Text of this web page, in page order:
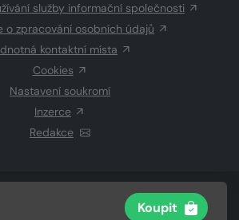
Koupit
služby informační společnosti
o zpracování osobních údajů
kontaktní místa
Cookies
Nastavení soukromí
Inzerce
Redakce
CZECH NEWS CENTER a.s.a dodavatelé